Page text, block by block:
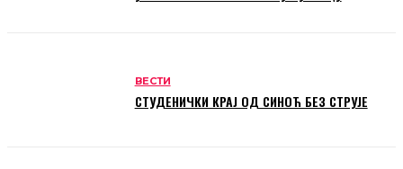
ВЕСТИ
СТУДЕНИЧКИ КРАЈ ОД СИНОЋ БЕЗ СТРУЈЕ